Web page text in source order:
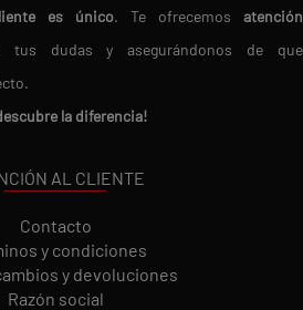
es único. Te ofrecemos atención
tus dudas y asegurándonos de que
la diferencia!
AL CLIENTE
Contacto
y condiciones
y devoluciones
Razón social